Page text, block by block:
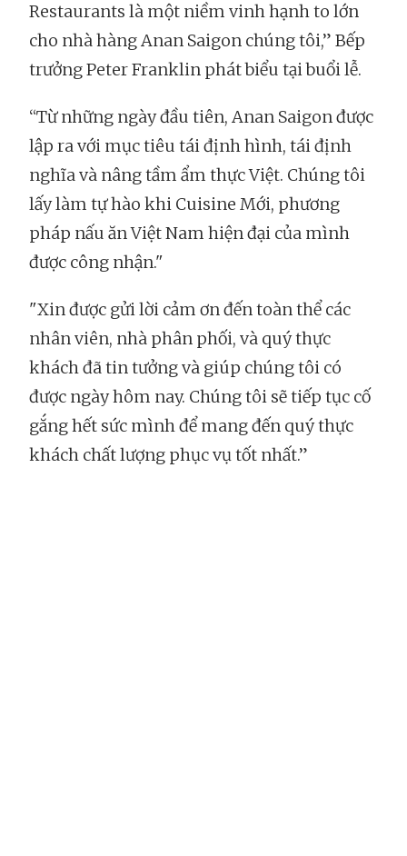
Restaurants là một niềm vinh hạnh to lớn
cho nhà hàng Anan Saigon chúng tôi,” Bếp
trưởng Peter Franklin phát biểu tại buổi lễ.
“Từ những ngày đầu tiên, Anan Saigon được
lập ra với mục tiêu tái định hình, tái định
nghĩa và nâng tầm ẩm thực Việt. Chúng tôi
lấy làm tự hào khi Cuisine Mới, phương
pháp nấu ăn Việt Nam hiện đại của mình
được công nhận."
"Xin được gửi lời cảm ơn đến toàn thể các
nhân viên, nhà phân phối, và quý thực
khách đã tin tưởng và giúp chúng tôi có
được ngày hôm nay. Chúng tôi sẽ tiếp tục cố
gắng hết sức mình để mang đến quý thực
khách chất lượng phục vụ tốt nhất.”